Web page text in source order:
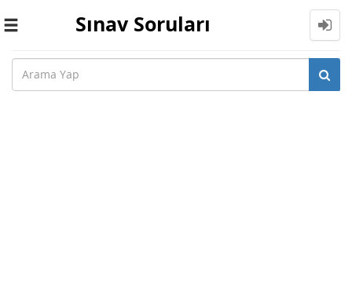
Toggle
Sınav Soruları